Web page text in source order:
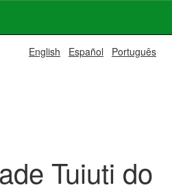
English Español Português
Tuiuti do